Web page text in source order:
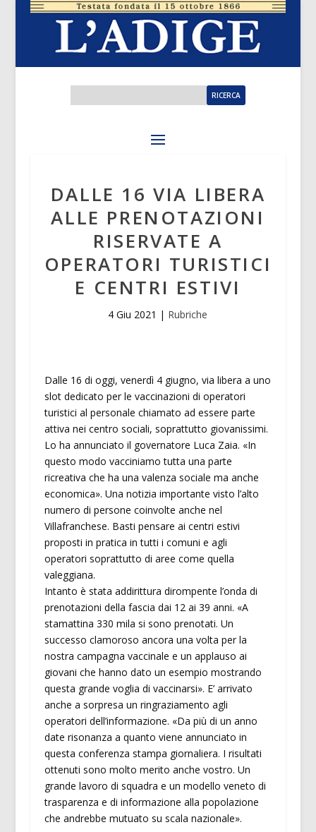
DALLE 16 VIA LIBERA
ALLE PRENOTAZIONI
RISERVATE A
OPERATORI TURISTICI
E CENTRI ESTIVI
4 Giu 2021 | Rubriche
Dalle 16 di oggi, venerdì 4 giugno, via libera a uno
slot dedicato per le vaccinazioni di operatori
turistici al personale chiamato ad essere parte
attiva nei centro sociali, soprattutto giovanissimi.
Lo ha annunciato il governatore Luca Zaia. «In
questo modo vacciniamo tutta una parte
ricreativa che ha una valenza sociale ma anche
economica». Una notizia importante visto l’alto
numero di persone coinvolte anche nel
Villafranchese. Basti pensare ai centri estivi
proposti in pratica in tutti i comuni e agli
operatori soprattutto di aree come quella
valeggiana.
Intanto è stata addirittura dirompente l’onda di
prenotazioni della fascia dai 12 ai 39 anni. «A
stamattina 330 mila si sono prenotati. Un
successo clamoroso ancora una volta per la
nostra campagna vaccinale e un applauso ai
giovani che hanno dato un esempio mostrando
questa grande voglia di vaccinarsi». E’ arrivato
anche a sorpresa un ringraziamento agli
operatori dell’informazione. «Da più di un anno
date risonanza a quanto viene annunciato in
questa conferenza stampa giornaliera. I risultati
ottenuti sono molto merito anche vostro. Un
grande lavoro di squadra e un modello veneto di
trasparenza e di informazione alla popolazione
che andrebbe mutuato su scala nazionale».